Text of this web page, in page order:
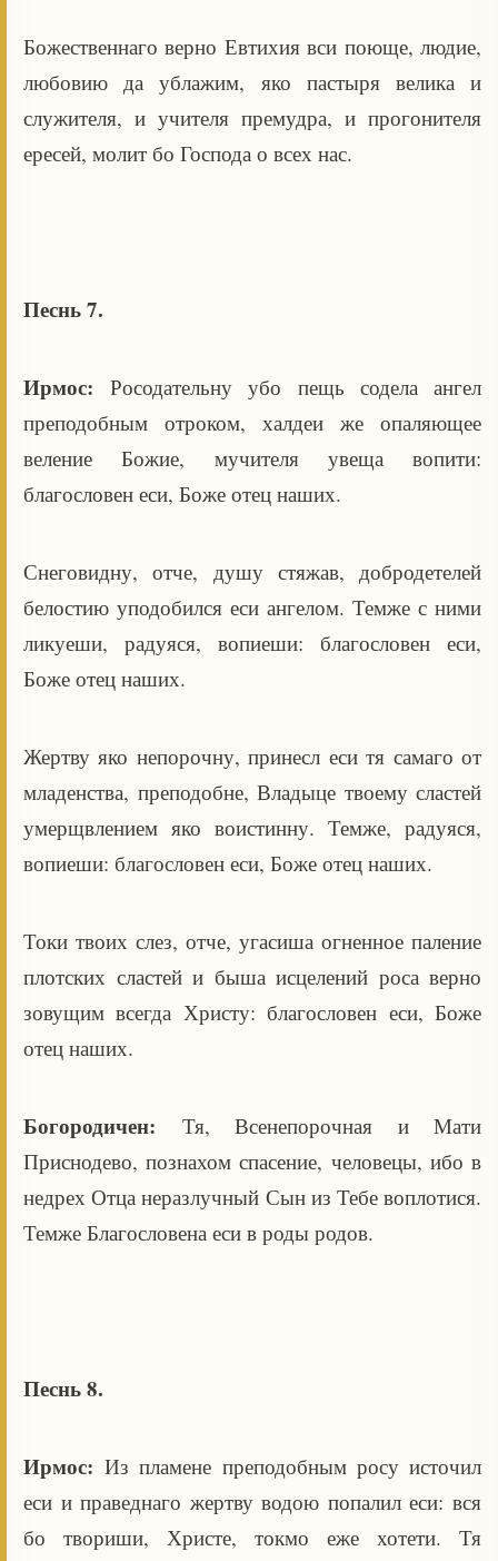
Божественнаго верно Евтихия вси поюще, людие,
любовию да ублажим, яко пастыря велика и
служителя, и учителя премудра, и прогонителя
ересей, молит бо Господа о всех нас.
Песнь 7.
Ирмос:Росодательну убо пещь содела ангел
преподобным отроком, халдеи же опаляющее
веление Божие, мучителя увеща вопити:
благословен еси, Боже отец наших.
Снеговидну, отче, душу стяжав, добродетелей
белостию уподобился еси ангелом. Темже с ними
ликуеши, радуяся, вопиеши: благословен еси,
Боже отец наших.
Жертву яко непорочну, принесл еси тя самаго от
младенства, преподобне, Владыце твоему сластей
умерщвлением яко воистинну. Темже, радуяся,
вопиеши: благословен еси, Боже отец наших.
Токи твоих слез, отче, угасиша огненное паление
плотских сластей и быша исцелений роса верно
зовущим всегда Христу: благословен еси, Боже
отец наших.
Богородичен: Тя, Всенепорочная и Мати
Приснодево, познахом спасение, человецы, ибо в
недрех Отца неразлучный Сын из Тебе воплотися.
Темже Благословена еси в роды родов.
Песнь 8.
Ирмос:Из пламене преподобным росу источил
еси и праведнаго жертву водою попалил еси: вся
бо твориши, Христе, токмо еже хотети. Тя